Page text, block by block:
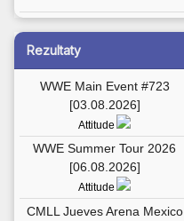
Rezultaty
WWE Main Event #723
[03.08.2026]
Attitude
WWE Summer Tour 2026
[06.08.2026]
Attitude
CMLL Jueves Arena Mexico